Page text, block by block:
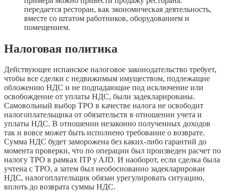
передается ресторан, как экономическая деятельность,
вместе со штатом работников, оборудованием и
помещением.
Налоговая политика
Действующее испанское налоговое законодательство требует,
чтобы все сделки с недвижимым имуществом, подлежащие
обложению НДС и не подпадающие под исключение или
освобождение от уплаты НДС, были задекларированы.
Самовольный выбор TPO в качестве налога не освободит
налогоплательщика от обязательств в отношении учета и
уплаты НДС. В отношении незаконно полученных доходов
так и вовсе может быть исполнено требование о возврате.
Сумма НДС будет заморожена без каких-либо гарантий до
момента проверки, что по операции был произведен расчет по
налогу TPO в рамках ITP y AJD. И наоборот, если сделка была
учтена с TPO, а затем был необоснованно задекларирован
НДС, налогоплательщик обязан урегулировать ситуацию,
вплоть до возврата суммы НДС.